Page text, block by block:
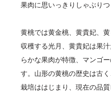
果肉に思いっきりしゃぶりつ
黄桃では黄金桃、黄貴妃、
収穫する光月、黄貴妃は果
らかな果肉が特徴、マンゴ
す。山形の黄桃の歴史は古
栽培ははじまり、現在の品